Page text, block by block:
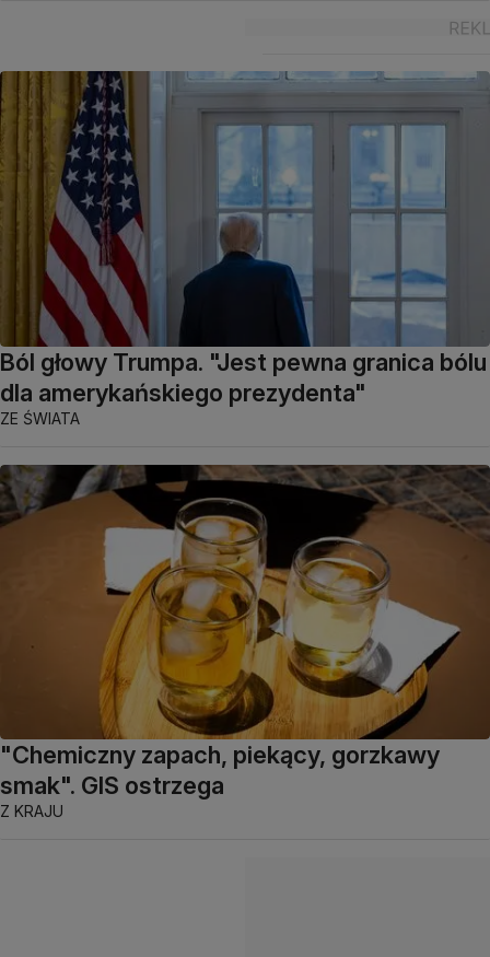
Ból głowy Trumpa. "Jest pewna granica bólu
dla amerykańskiego prezydenta"
ZE ŚWIATA
"Chemiczny zapach, piekący, gorzkawy
smak". GIS ostrzega
Z KRAJU